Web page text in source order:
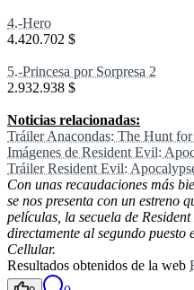
4.-Hero
4.420.702 $
5.-Princesa por Sorpresa 2
2.932.938 $
Noticias relacionadas:
Tráiler Anacondas: The Hunt
Imágenes de Resident Evil:
Tráiler Resident Evil:
Con unas recaudaciones más
se nos presenta con un estreno
películas, la secuela de
directamente al segundo
Cellular.
Resultados obtenidos de la web